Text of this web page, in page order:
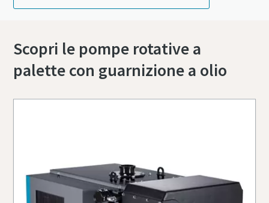
Scopri le pompe rotative a
palette con guarnizione a olio